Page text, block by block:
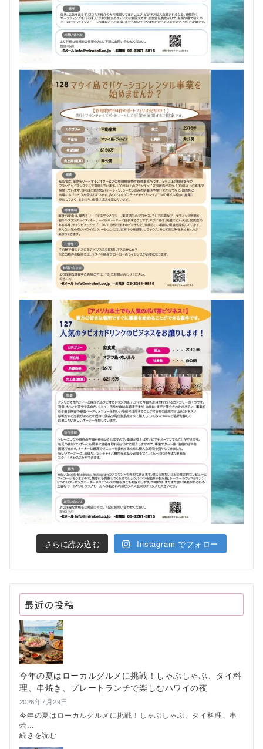
さらに読み込む Instagram でフォロー
最近の投稿
今年の夏はローカルグルメに挑戦！しゃぶしゃぶ、タイ料
理、串焼き、プレートランチで楽しむハワイの夜
2026年7月29日
今年の夏はローカルグルメに挑戦！しゃぶしゃぶ、タイ料理、串
焼…
続きを読む